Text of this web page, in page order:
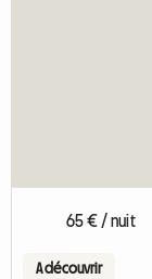
65 € / nuit
A découvrir